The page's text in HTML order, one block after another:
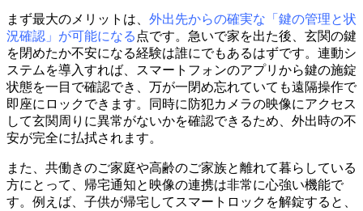
まず最大のメリットは、 外出先からの確実な「鍵の管理と状
況確認」が可能になる 点です。急いで家を出た後、玄関の鍵
を閉めたか不安になる経験は誰にでもあるはずです。連動シ
ステムを導入すれば、スマートフォンのアプリから鍵の施錠
状態を一目で確認でき、万が一閉め忘れていても遠隔操作で
即座にロックできます。同時に防犯カメラの映像にアクセス
して玄関周りに異常がないかを確認できるため、外出時の不
安が完全に払拭されます。
また、共働きのご家庭や高齢のご家族と離れて暮らしている
方にとって、帰宅通知と映像の連携は非常に心強い機能で
す。例えば、子供が帰宅してスマートロックを解錠すると、